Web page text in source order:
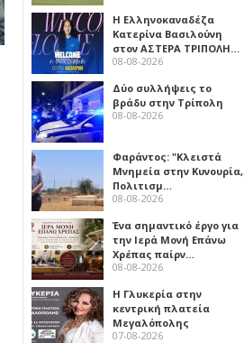
Η Ελληνοκαναδέζα
Κατερίνα Βασιλούνη
στον ΑΣΤΕΡΑ ΤΡΙΠΟΛΗ…
08-08-2026
Δύο συλλήψεις το
βράδυ στην Τρίπολη
08-08-2026
Φαράντος: "Κλειστά
Μνημεία στην Κυνουρία,
Πολιτισμ…
08-08-2026
Ένα σημαντικό έργο για
την Ιερά Μονή Επάνω
Χρέπας παίρν…
08-08-2026
Η Γλυκερία στην
κεντρική πλατεία
Μεγαλόπολης
07-08-2026